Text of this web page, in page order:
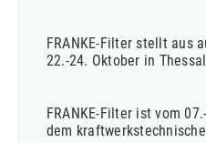
FRANKE-Filter stellt aus
22.-24. Oktober in
FRANKE-Filter ist vom
dem